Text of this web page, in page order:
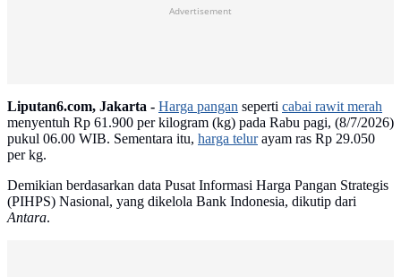
Advertisement
Liputan6.com, Jakarta - Harga pangan seperti cabai rawit merah
menyentuh Rp 61.900 per kilogram (kg) pada Rabu pagi, (8/7/2026)
pukul 06.00 WIB. Sementara itu, harga telurayam ras Rp 29.050
per kg.
Demikian berdasarkan data Pusat Informasi Harga Pangan Strategis
(PIHPS) Nasional, yang dikelola Bank Indonesia, dikutip dari
Antara.